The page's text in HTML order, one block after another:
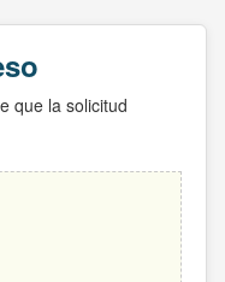
que la solicitud